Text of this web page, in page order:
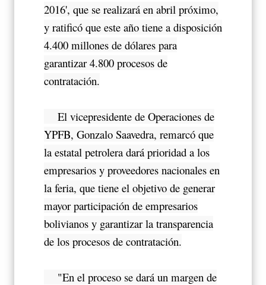
2016', que se realizará en abril próximo,
y ratificó que este año tiene a disposición
4.400 millones de dólares para
garantizar 4.800 procesos de
contratación.
El vicepresidente de Operaciones de
YPFB, Gonzalo Saavedra, remarcó que
la estatal petrolera dará prioridad a los
empresarios y proveedores nacionales en
la feria, que tiene el objetivo de generar
mayor participación de empresarios
bolivianos y garantizar la transparencia
de los procesos de contratación.
"En el proceso se dará un margen de